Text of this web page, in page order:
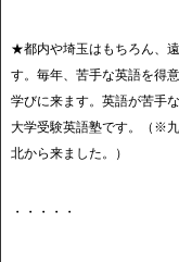
★都内や埼玉はもちろん、
す。毎年、苦手な英語を得
学びに来ます。英語が苦手
大学受験英語塾です。（※
北から来ました。）
・・・・・